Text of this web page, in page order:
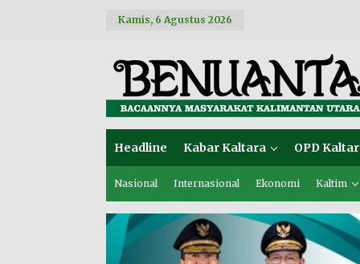
Kamis, 6 Agustus 2026
Headline Kabar Kaltara OPD
Nasional Internasional Ekonomi Kaltim